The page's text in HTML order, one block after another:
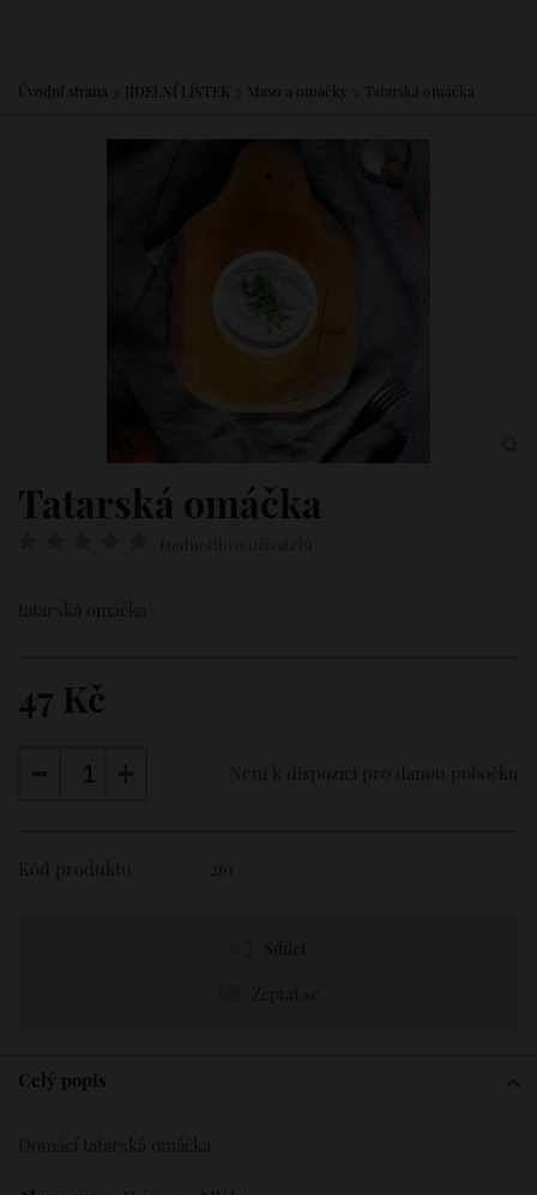
Úvodní strana JÍDELNÍ LÍSTEK Maso a omáčky Tatarská omáčka
Tatarská omáčka
47 Kč
Celý popis